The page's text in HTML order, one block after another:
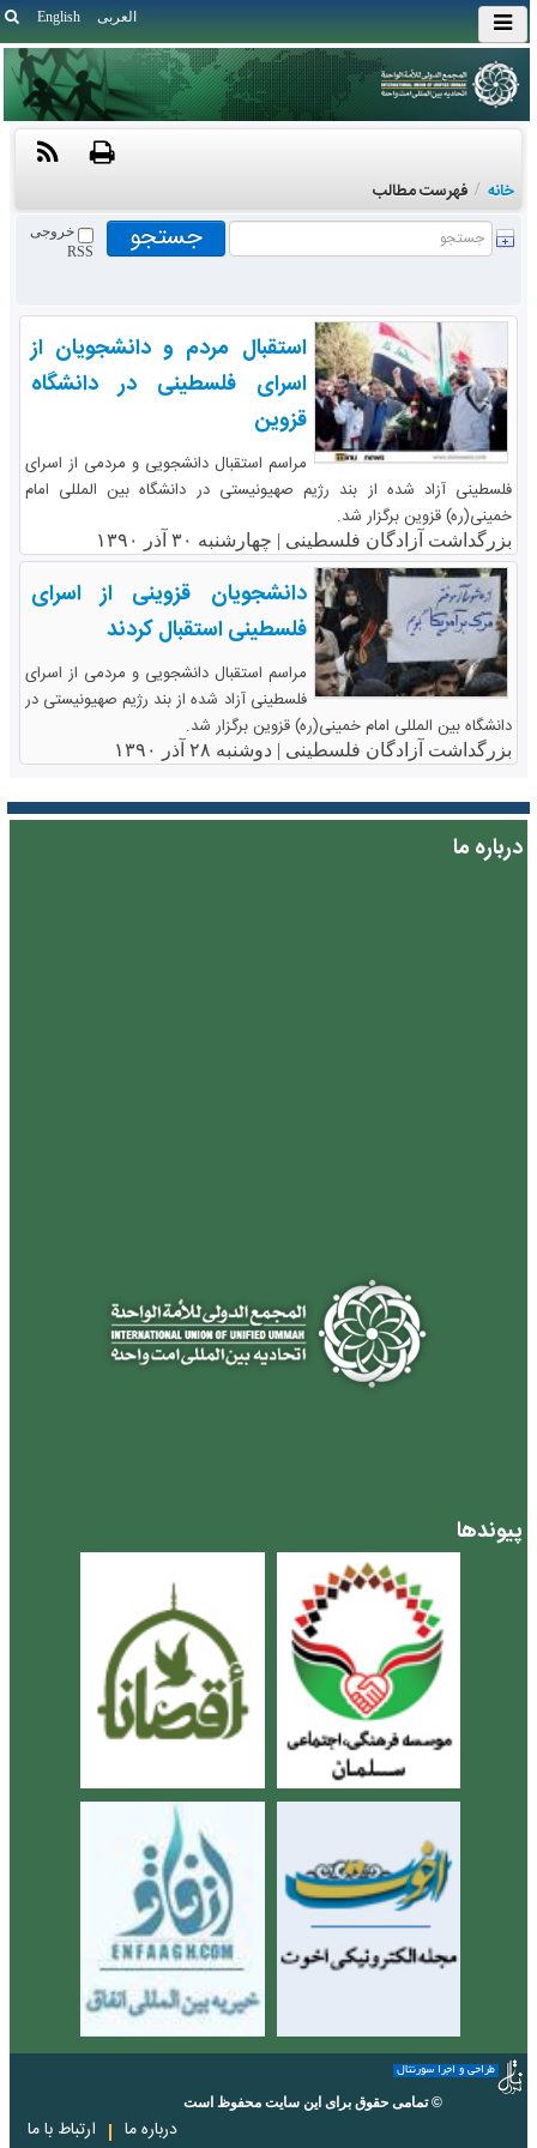
English العربی
خانه / فهرست مطالب
خروجی
RSS
استقبال مردم و دانشجویان از
اسرای فلسطینی در دانشگاه
قزوین
مراسم استقبال دانشجویی و مردمی از اسرای
فلسطینی آزاد شده از بند رژیم صهیونیستی در دانشگاه بین المللی امام
خمینی(ره) قزوین برگزار شد.
بزرگداشت آزادگان فلسطینی | چهارشنبه ۳۰ آذر ۱۳۹۰
دانشجویان قزوینی از اسرای
فلسطینی استقبال کردند
مراسم استقبال دانشجویی و مردمی از اسرای
فلسطینی آزاد شده از بند رژیم صهیونیستی در
دانشگاه بین المللی امام خمینی(ره) قزوین برگزار شد.
بزرگداشت آزادگان فلسطینی | دوشنبه ۲۸ آذر ۱۳۹۰
درباره ما
پیوندها
طراحی و اجرا سورنتال
© تمامی حقوق برای این سایت محفوظ است
درباره ما ارتباط با ما